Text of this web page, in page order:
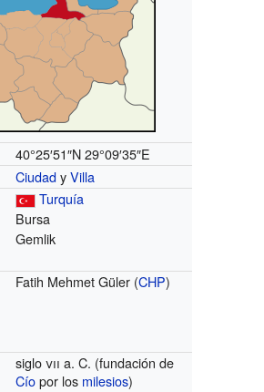
40°25′51″N 29°09′35″E
CiudadyVilla
Turquía
Bursa
Gemlik
Fatih Mehmet Güler (CHP)
siglovii a. C. (fundación de
Cíopor los milesios)